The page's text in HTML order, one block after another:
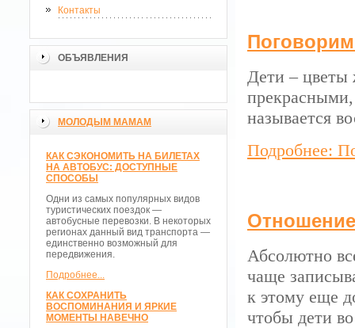
Контакты
ОБЪЯВЛЕНИЯ
МОЛОДЫМ МАМАМ
КАК СЭКОНОМИТЬ НА БИЛЕТАХ
НА АВТОБУС: ДОСТУПНЫЕ
СПОСОБЫ
Одни из самых популярных видов
туристических поездок —
автобусные перевозки. В некоторых
регионах данный вид транспорта —
единственно возможный для
передвижения.
Подробнее...
КАК СОХРАНИТЬ
ВОСПОМИНАНИЯ И ЯРКИЕ
МОМЕНТЫ НАВЕЧНО
Дети – цветы
называется
Подробнее:
Абсолютно
чаще
к этому еще
чтобы дети